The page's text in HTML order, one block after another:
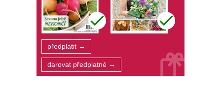
předplatit →
darovat předplatné →